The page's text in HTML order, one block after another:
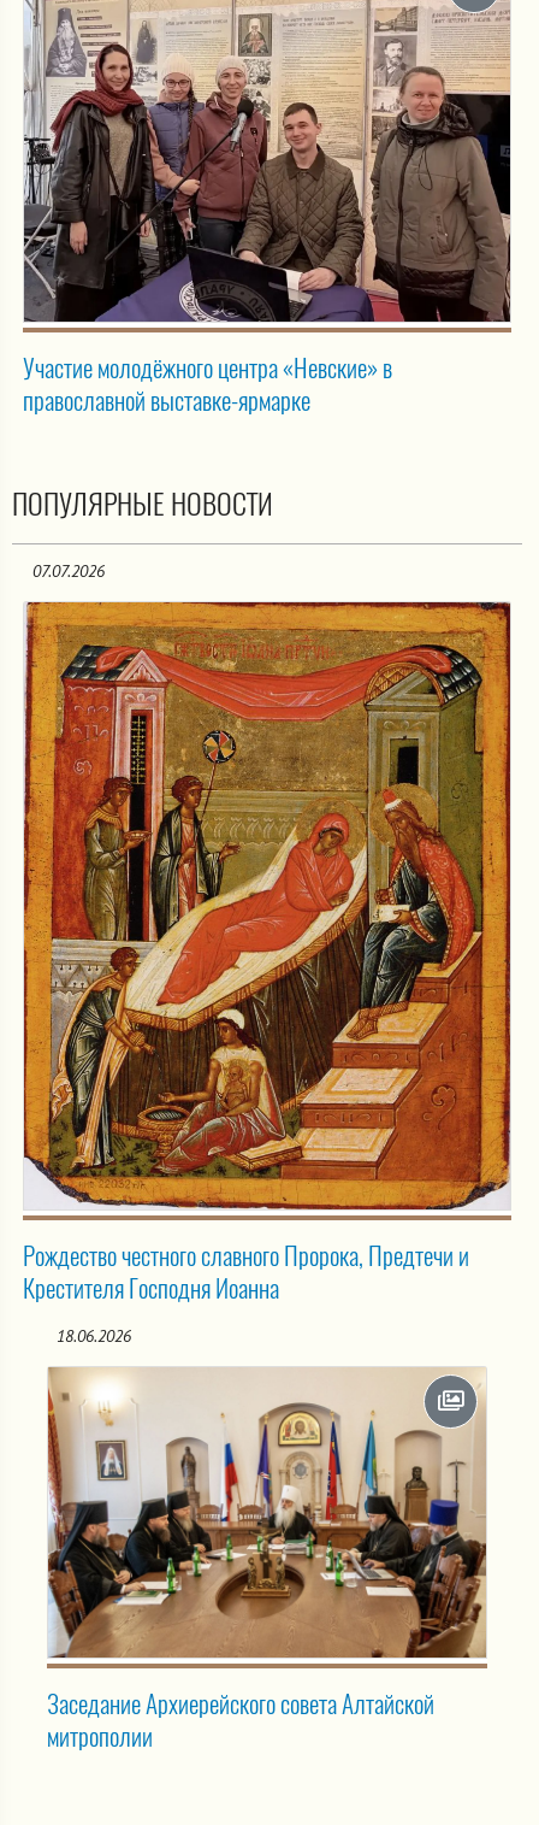
Участие молодёжного центра «Невские» в
православной выставке-ярмарке
ПОПУЛЯРНЫЕ НОВОСТИ
07.07.2026
Рождество честного славного Пророка, Предтечи и
Крестителя Господня Иоанна
18.06.2026
Заседание Архиерейского совета Алтайской
митрополии